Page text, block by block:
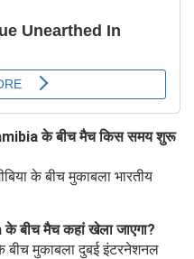
के बीच मैच किस समय शुरू
के बीच मुकाबला भारतीय
बीच मैच कहां खेला जाएगा?
बीच मुकाबला दुबई इंटरनेशनल